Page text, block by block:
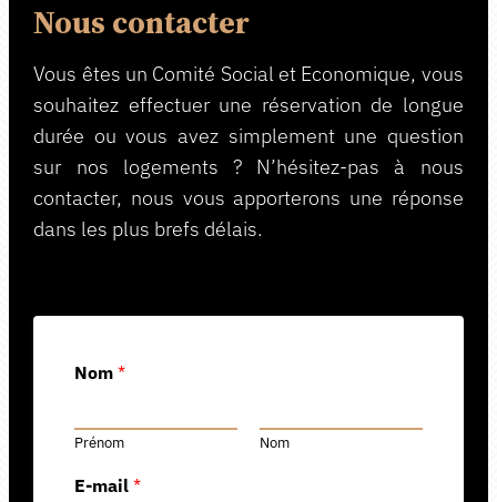
Nous contacter
Vous êtes un Comité Social et Economique, vous
souhaitez effectuer une réservation de longue
durée ou vous avez simplement une question
sur nos logements ? N’hésitez-pas à nous
contacter, nous vous apporterons une réponse
dans les plus brefs délais.
Nom*
Prénom Nom
E-mail*